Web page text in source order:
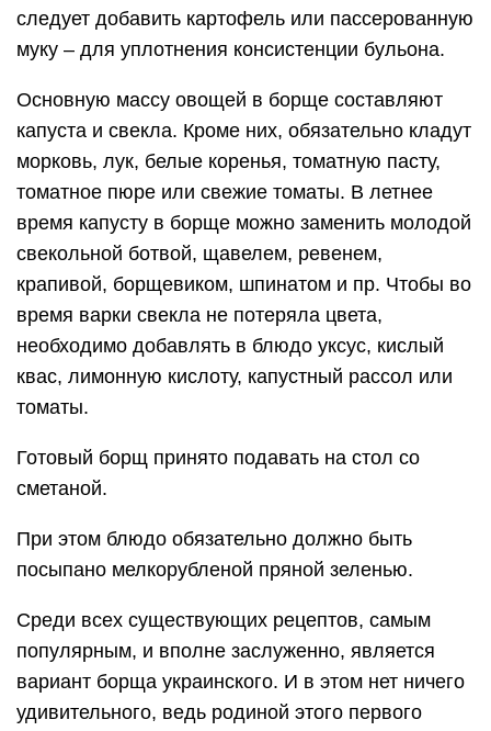
следует добавить картофель или пассерованную
муку – для уплотнения консистенции бульона.
Основную массу овощей в борще составляют
капуста и свекла. Кроме них, обязательно кладут
морковь, лук, белые коренья, томатную пасту,
томатное пюре или свежие томаты. В летнее
время капусту в борще можно заменить молодой
свекольной ботвой, щавелем, ревенем,
крапивой, борщевиком, шпинатом и пр. Чтобы во
время варки свекла не потеряла цвета,
необходимо добавлять в блюдо уксус, кислый
квас, лимонную кислоту, капустный рассол или
томаты.
Готовый борщ принято подавать на стол со
сметаной.
При этом блюдо обязательно должно быть
посыпано мелкорубленой пряной зеленью.
Среди всех существующих рецептов, самым
популярным, и вполне заслуженно, является
вариант борща украинского. И в этом нет ничего
удивительного, ведь родиной этого первого